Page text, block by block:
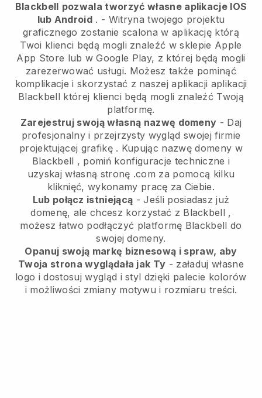
Blackbell pozwala tworzyć własne aplikacje IOS
lub Android . - Witryna twojego projektu
graficznego zostanie scalona w aplikacjęktórą
Twoi klienci będą mogli znaleźć w sklepie Apple
App Store lub w Google Play, z której będą mogli
zarezerwować usługi. Możesz także pominąć
komplikacje i skorzystać z naszej aplikacji aplikacji
Blackbell której klienci będą mogli znaleźć Twoją
platformę.
Zarejestruj swoją własną nazwę domeny - Daj
profesjonalny i przejrzysty wygląd swojej firmie
projektującej grafikę. Kupując nazwę domeny w
Blackbell , pomiń konfiguracje techniczne i
uzyskaj własną stronę .com za pomocą kilku
kliknięć, wykonamy pracę za Ciebie.
Lub połącz istniejącą - Jeśli posiadasz już
domenę, ale chcesz korzystać z Blackbell ,
możesz łatwo podłączyć platformę Blackbell do
swojej domeny.
Opanuj swoją markę biznesową i spraw, aby
Twoja strona wyglądała jak Ty - załaduj własne
logo i dostosuj wygląd i styl dzięki palecie kolorów
i możliwości zmiany motywu i rozmiaru treści.